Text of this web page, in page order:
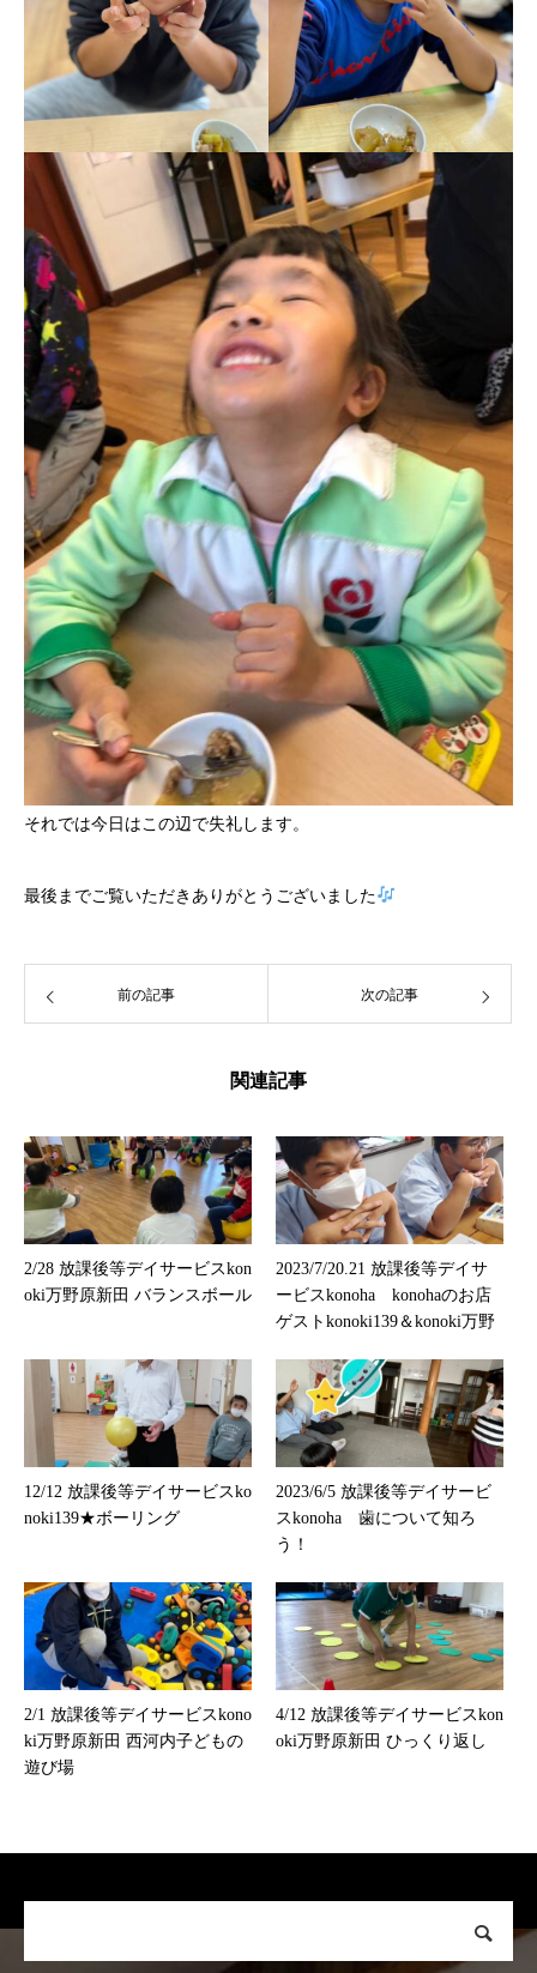
それでは今日はこの辺で失礼します。
最後までご覧いただきありがとうございました
前の記事 次の記事
関連記事
2/28 放課後等デイサービスkon
oki万野原新田 バランスボール
2023/7/20.21 放課後等デイサ
ービスkonoha konohaのお店
ゲストkonoki139＆konoki万野
12/12 放課後等デイサービスko
noki139★ボーリング
2023/6/5 放課後等デイサービ
スkonoha 歯について知ろ
う！
2/1 放課後等デイサービスkono
ki万野原新田 西河内子どもの
遊び場
4/12 放課後等デイサービスkon
oki万野原新田 ひっくり返し